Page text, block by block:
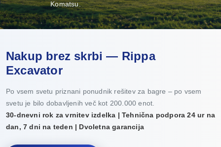
Komatsu.
Nakup brez skrbi — Rippa
Excavator
Po vsem svetu priznani ponudnik rešitev za bagre – po vsem
svetu je bilo dobavljenih več kot 200.000 enot.
30-dnevni rok za vrnitev izdelka | Tehnična podpora 24 ur na
dan, 7 dni na teden | Dvoletna garancija